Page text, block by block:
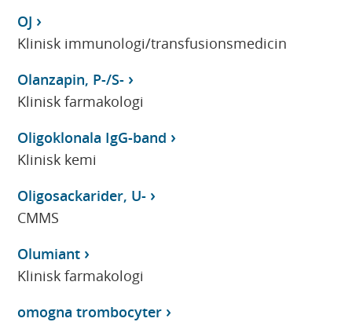
OJ
Klinisk immunologi/transfusionsmedicin
Olanzapin, P-/S-
Klinisk farmakologi
Oligoklonala IgG-band
Klinisk kemi
Oligosackarider, U-
CMMS
Olumiant
Klinisk farmakologi
omogna trombocyter